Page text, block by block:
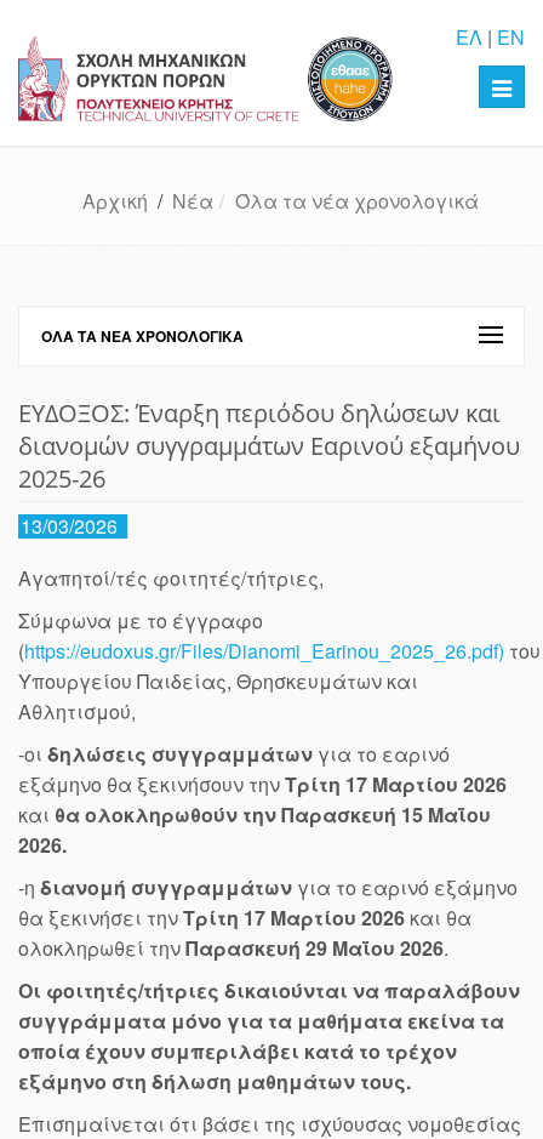
ΕΛ | EN
Αρχική / Νέα Όλα τα νέα χρονολογικά
ΌΛΑ ΤΑ ΝΈΑ ΧΡΟΝΟΛΟΓΙΚΆ
ΕΥΔΟΞΟΣ: Έναρξη περιόδου δηλώσεων και
διανομών συγγραμμάτων Εαρινού εξαμήνου
2025-26
13/03/2026
Αγαπητοί/τές φοιτητές/τήτριες,
Σύμφωνα με το έγγραφο
(https://eudoxus.gr/Files/Dianomi_Earinou_2025_26.pdf) του
Υπουργείου Παιδείας, Θρησκευμάτων και
Αθλητισμού,
-οι δηλώσεις συγγραμμάτων για το εαρινό
εξάμηνο θα ξεκινήσουν τηνΤρίτη 17 Μαρτίου 2026
και θα ολοκληρωθούν την Παρασκευή 15 Μαΐου
2026.
-η διανομή συγγραμμάτων για το εαρινό εξάμηνο
θα ξεκινήσει τηνΤρίτη 17 Μαρτίου 2026 και θα
ολοκληρωθεί τηνΠαρασκευή 29 Μαΐου 2026.
Οι φοιτητές/τήτριες δικαιούνται να παραλάβουν
συγγράμματα μόνο για τα μαθήματα εκείνα τα
οποία έχουν συμπεριλάβει κατά το τρέχον
εξάμηνο στη δήλωση μαθημάτων τους.
Επισημαίνεται ότι βάσει της ισχύουσας νομοθεσίας